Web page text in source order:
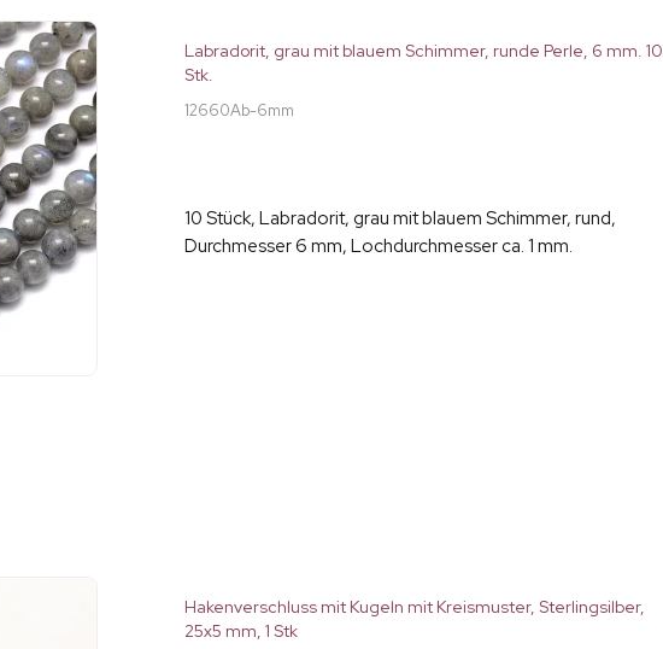
Labradorit, grau mit blauem Schimmer, runde Perle, 6 mm. 10
Stk.
12660Ab-6mm
10 Stück, Labradorit, grau mit blauem Schimmer, rund,
Durchmesser 6 mm, Lochdurchmesser ca. 1 mm.
Hakenverschluss mit Kugeln mit Kreismuster, Sterlingsilber,
25x5 mm, 1 Stk